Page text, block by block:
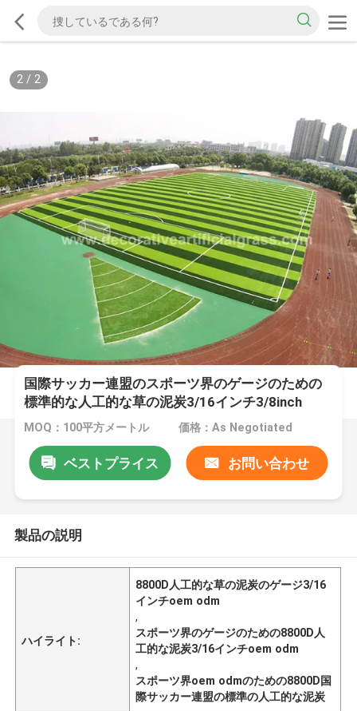
2/ 2
国際サッカー連盟のスポーツ界のゲージのための
標準的な人工的な草の泥炭3/16インチ3/8inch
3/4inch
MOQ：100平方メートル 価格：As Negotiated
ベストプライス お問い合わせ
製品の説明
ハイライト:
8800D人工的な草の泥炭のゲージ3/16
インチoem odm
,
スポーツ界のゲージのための8800D人
工的な泥炭3/16インチoem odm
,
スポーツ界oem odmのための8800D国
際サッカー連盟の標準の人工的な泥炭